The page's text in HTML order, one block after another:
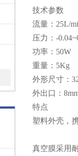
技术参数
流量：25L/
压力：-
功率：50W
重量：5Kg
外形尺寸：
外出口：
特点
塑料外壳，
真空膜采用